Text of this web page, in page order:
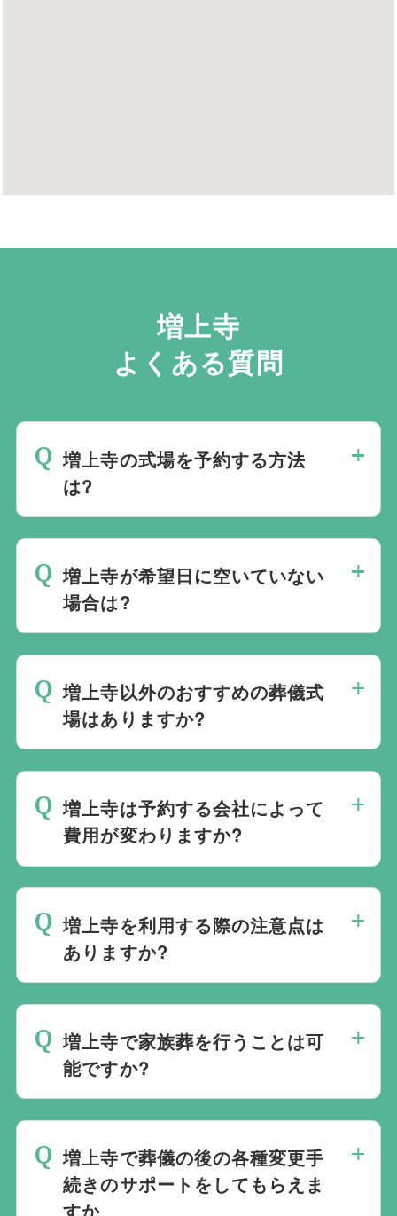
増上寺
よくある質問
増上寺の式場を予約する方法
は?
ご予約は葬儀社を通じたお手続きが必要で
す。万が一の際は、当社むすびすにご連絡
ください。式場のご予約はもちろん、ご搬
送・ご安置・ご葬儀・葬儀後の各種手続き
まで、すべて一貫してお手伝いいたしま
す。
増上寺が希望日に空いていない
場合は?
います。また、1都3県1220式場と提携し
ておりますので、葬儀を検討している地域
周辺の式場を無料でご案内することも可能
です。自社会館を持たないことで無理に自
社会館を勧めることなく柔軟にご提案がで
きます。
増上寺以外のおすすめの葬儀式
場はありますか?
すすめの式場をご紹介させていただきま
す。また、式場でご葬儀気を行うのが一般
的ですが、どこで葬儀を行うかは多様化し
ており必ずしも式場を借りて行う必要はな
く、近年では自宅でご葬儀を行う自宅葬を
選ばれる方もいます。私たちは自宅でのご
ご希望がありましたら遠慮なくお申し付け
ください。
増上寺は予約する会社によって
費用が変わりますか?
ら予約をしても式場利用料は同じです。
増上寺を利用する際の注意点は
ありますか?
れる人数によって選んだ式場が適している
か注意しておくと良いです。当社の相談員
は斎場を熟知しておりますので、ご不安な
点がありましたらお気軽にご相談くださ
い。
増上寺で家族葬を行うことは可
能ですか?
要望にお応えしております。
増上寺で葬儀の後の各種変更手
続きのサポートをしてもらえま
すか